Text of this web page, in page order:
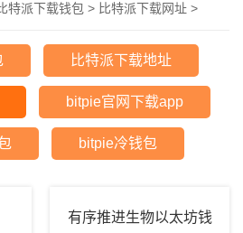
特派下载钱包 > 比特派下载网址 >
比特派下载地址
bitpie官网下载app
bitpie冷钱包
有序推进生物以太坊钱